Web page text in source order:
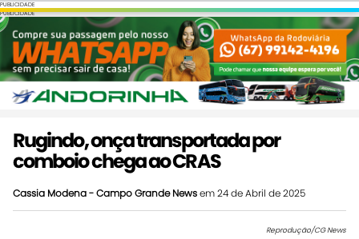
PUBLICIDADE
PUBLICIDADE
Rugindo, onça transportada por
comboio chega ao CRAS
Cassia Modena - Campo Grande Newsem 24 de Abril de 2025
Reprodução/CG News